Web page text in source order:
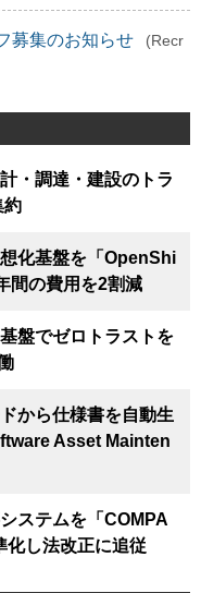
募集のお知らせ
(Recr
・調達・建設のトラ
約
化基盤を「OpenShi
間の費用を2割減
盤でゼロトラストを
から仕様書を自動生
Asset Mainten
ステムを「COMPA
化し法改正に追従